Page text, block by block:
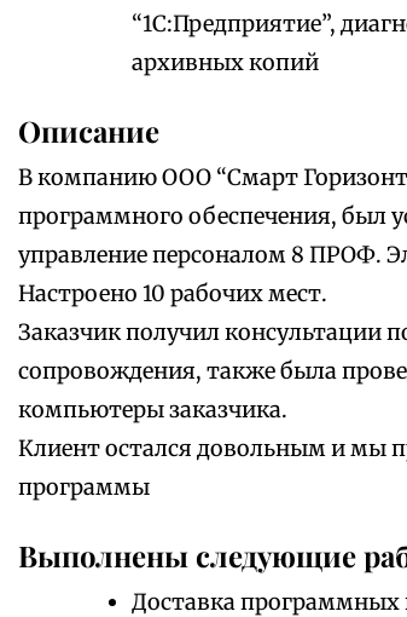
“1С:Предприятие”,
архивных копий
Описание
В компанию ООО “Смарт
программного обеспечения, был
управление персоналом 8 ПРОФ.
Настроено 10 рабочих мест.
Заказчик получил консультации
сопровождения, также была
компьютеры заказчика.
Клиент остался довольным и мы
программы
Выполнены следующие
Доставка программных